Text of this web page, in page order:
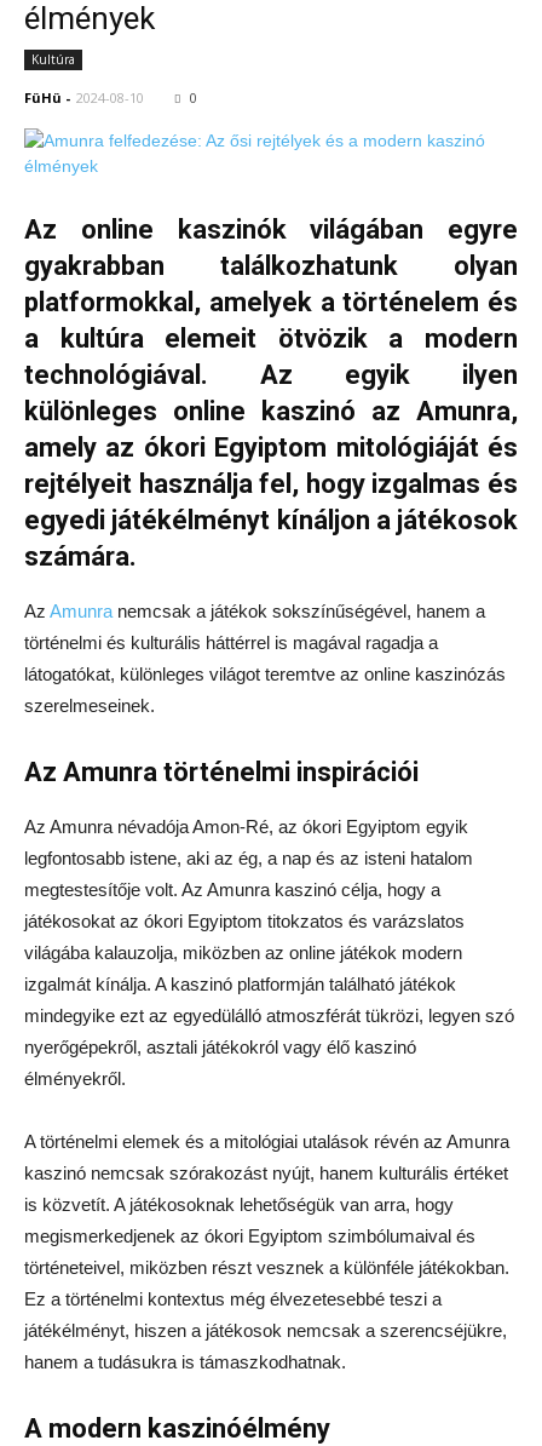
élmények
Kultúra
FüHü - 2024-08-10 0
Az online kaszinók világában egyre
gyakrabban találkozhatunk olyan
platformokkal, amelyek a történelem és
a kultúra elemeit ötvözik a modern
technológiával. Az egyik ilyen
különleges online kaszinó az Amunra,
amely az ókori Egyiptom mitológiáját és
rejtélyeit használja fel, hogy izgalmas és
egyedi játékélményt kínáljon a játékosok
számára.
Az Amunra nemcsak a játékok sokszínűségével, hanem a
történelmi és kulturális háttérrel is magával ragadja a
látogatókat, különleges világot teremtve az online kaszinózás
szerelmeseinek.
Az Amunra történelmi inspirációi
Az Amunra névadója Amon-Ré, az ókori Egyiptom egyik
legfontosabb istene, aki az ég, a nap és az isteni hatalom
megtestesítője volt. Az Amunra kaszinó célja, hogy a
játékosokat az ókori Egyiptom titokzatos és varázslatos
világába kalauzolja, miközben az online játékok modern
izgalmát kínálja. A kaszinó platformján található játékok
mindegyike ezt az egyedülálló atmoszférát tükrözi, legyen szó
nyerőgépekről, asztali játékokról vagy élő kaszinó
élményekről.
A történelmi elemek és a mitológiai utalások révén az Amunra
kaszinó nemcsak szórakozást nyújt, hanem kulturális értéket
is közvetít. A játékosoknak lehetőségük van arra, hogy
megismerkedjenek az ókori Egyiptom szimbólumaival és
történeteivel, miközben részt vesznek a különféle játékokban.
Ez a történelmi kontextus még élvezetesebbé teszi a
játékélményt, hiszen a játékosok nemcsak a szerencséjükre,
hanem a tudásukra is támaszkodhatnak.
A modern kaszinóélmény